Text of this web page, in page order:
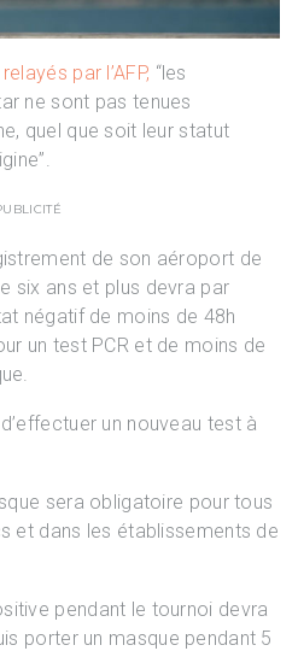
relayés par l’AFP, “les
ne sont pas tenues
quel que soit leur statut
de son aéroport de
six ans et plus devra par
négatif de moins de 48h
un test PCR et de moins de
un nouveau test à
sera obligatoire pour tous
et dans les établissements de
pendant le tournoi devra
porter un masque pendant 5